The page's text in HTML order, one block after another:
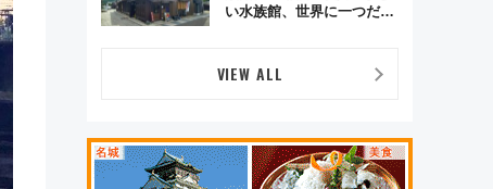
い水族館、世界に一つだけ
第2弾
VIEW ALL